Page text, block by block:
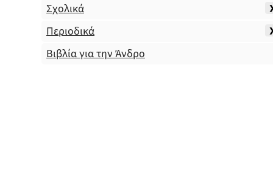
Σχολικά
Περιοδικά
Βιβλία για την Άνδρο